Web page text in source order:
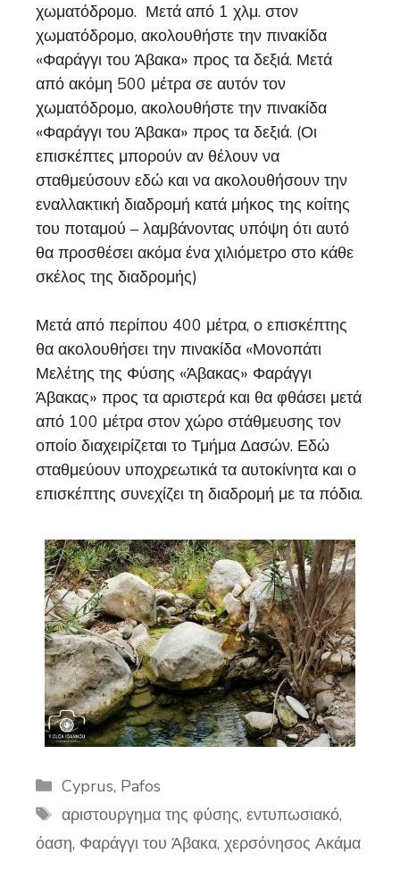
χωματόδρομο. Μετά από 1 χλμ. στον
χωματόδρομο, ακολουθήστε την πινακίδα
«Φαράγγι του Άβακα» προς τα δεξιά. Μετά
από ακόμη 500 μέτρα σε αυτόν τον
χωματόδρομο, ακολουθήστε την πινακίδα
«Φαράγγι του Άβακα» προς τα δεξιά. (Οι
επισκέπτες μπορούν αν θέλουν να
σταθμεύσουν εδώ και να ακολουθήσουν την
εναλλακτική διαδρομή κατά μήκος της κοίτης
του ποταμού – λαμβάνοντας υπόψη ότι αυτό
θα προσθέσει ακόμα ένα χιλιόμετρο στο κάθε
σκέλος της διαδρομής)
Μετά από περίπου 400 μέτρα, ο επισκέπτης
θα ακολουθήσει την πινακίδα «Μονοπάτι
Μελέτης της Φύσης «Άβακας» Φαράγγι
Άβακας» προς τα αριστερά και θα φθάσει μετά
από 100 μέτρα στον χώρο στάθμευσης τον
οποίο διαχειρίζεται το Τμήμα Δασών. Εδώ
σταθμεύουν υποχρεωτικά τα αυτοκίνητα και ο
επισκέπτης συνεχίζει τη διαδρομή με τα πόδια.
Categories
Cyprus, Pafos
Tags
αριστουργημα της φύσης, εντυπωσιακό,
όαση, Φαράγγι του Άβακα, χερσόνησος Ακάμα